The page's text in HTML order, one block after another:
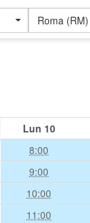
Roma (RM)
Lun 10
8:00
9:00
10:00
11:00